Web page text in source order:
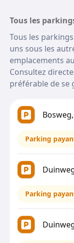
Tous les
Tous les
uns sous les
emplacements
Consultez
préférable de se
Parking
Parking